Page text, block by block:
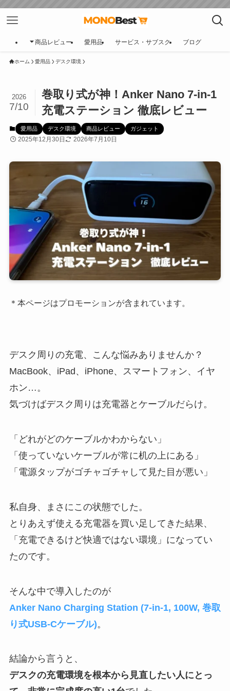
商品レビュー 愛用品 サービス・サブスク ブログ
ホーム 愛用品 デスク環境
巻取り式が神！Anker Nano 7-in-1
充電ステーション 徹底レビュー
2026
7/10
愛用品 デスク環境 商品レビュー ガジェット
2025年12月30日 2026年7月10日
＊本ページはプロモーションが含まれています。
デスク周りの充電、こんな悩みありませんか？
MacBook、iPad、iPhone、スマートフォン、イヤ
ホン…。
気づけばデスク周りは充電器とケーブルだらけ。
「どれがどのケーブルかわからない」
「使っていないケーブルが常に机の上にある」
「電源タップがゴチャゴチャして見た目が悪い」
私自身、まさにこの状態でした。
とりあえず使える充電器を買い足してきた結果、
「充電できるけど快適ではない環境」になってい
たのです。
そんな中で導入したのが
Anker Nano Charging Station (7-in-1, 100W, 巻取
り式USB-Cケーブル)。
結論から言うと、
デスクの充電環境を根本から見直したい人にとっ